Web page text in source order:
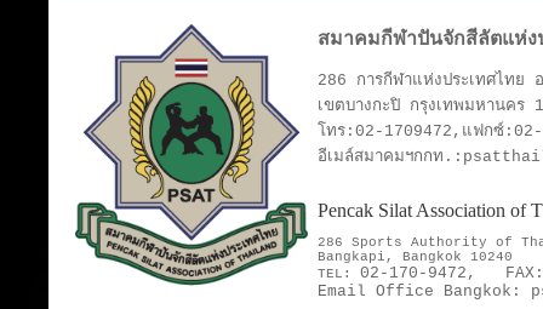
สมาคมกีฬาปันจักสีลัตแห่ง
286 การกีฬาแห่งประเทศไท
เขตบางกะปิ กรุงเทพมหานคร
โทร:02-1709472,แฟกซ์:02-
อีเมล์สมาคมฯกกท
Pencak Silat Association of
286 Sports Authority of
Bangkapi, Bangkok 10240
TEL: 02-170-9472,
FAX:
Email Office Bangkok: